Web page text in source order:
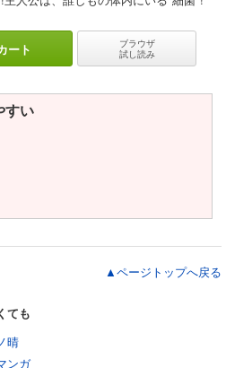
ート
ブラウザ
試し読み
すい
▲ページトップへ戻る
ても
晴
ンガ